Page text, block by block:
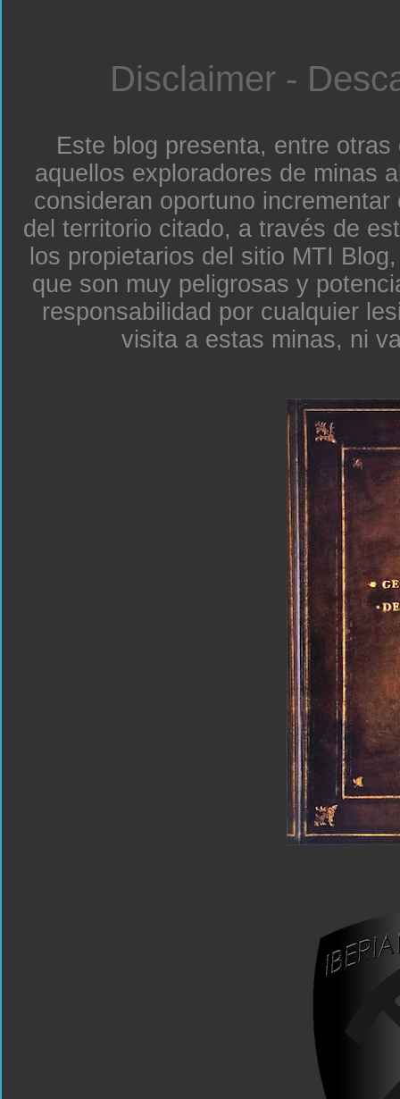
Disclaimer -
Este blog presenta, entre
aquellos exploradores de minas
consideran oportuno
del territorio citado, a través de
los propietarios del sitio MTI
que son muy peligrosas y
responsabilidad por cualquier
visita a estas minas, ni